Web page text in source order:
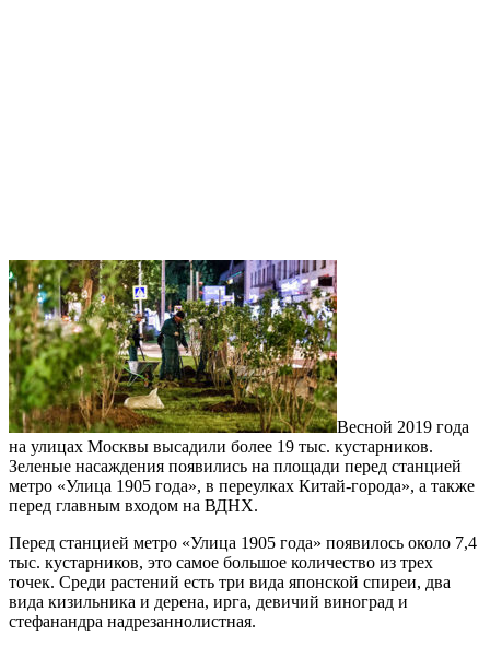
Весной 2019 года
на улицах Москвы высадили более 19 тыс. кустарников.
Зеленые насаждения появились на площади перед станцией
метро «Улица 1905 года», в переулках Китай-города», а также
перед главным входом на ВДНХ.
Перед станцией метро «Улица 1905 года» появилось около 7,4
тыс. кустарников, это самое большое количество из трех
точек. Среди растений есть три вида японской спиреи, два
вида кизильника и дерена, ирга, девичий виноград и
стефанандра надрезаннолистная.